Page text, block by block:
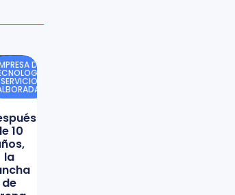
DE
10
la
de